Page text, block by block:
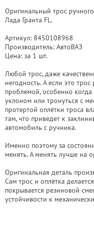
Оригинальный трос
Лада Гранта FL.
Артикул: 8450108968
Производитель: АвтоВАЗ
Цена: за 1 шт.
Любой трос, даже
негодность. А если это
проблемой, особенно
уклоном или тронуться с
протертой оплётки троса
там, что приведет к
автомобиль с ручника.
Именно поэтому за
менять. А менять лучше на
Оригинальная деталь
Сам трос и оплётка
покрывается резиновой
устойчивости к